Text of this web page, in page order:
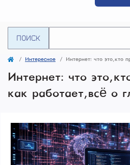
ПОИСК
Интересное Интернет: что это, кто
Интернет: что это,
как работает, всё о